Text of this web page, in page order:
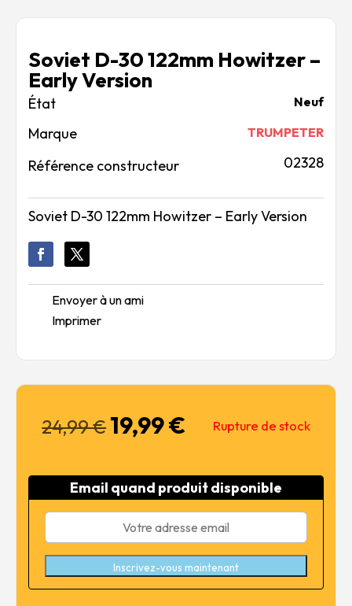
Soviet D-30 122mm Howitzer –
Early Version
Neuf
Marque TRUMPETER
Référence constructeur 02328
Soviet D-30 122mm Howitzer – Early Version
Envoyer à un ami
Imprimer
24,99€Le
prix
était :
24,99 €.
19,99€
est :
19,99 €.
Rupture de stock
Email quand produit disponible
Inscrivez-vous maintenant